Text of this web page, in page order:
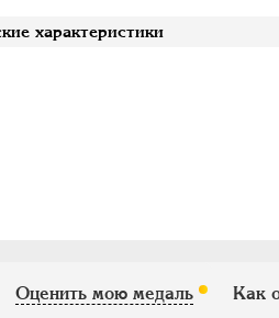
характеристики
Оценить мою медаль Как